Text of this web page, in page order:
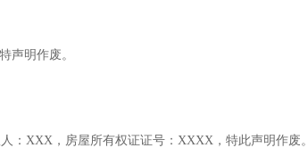
声明作废。
：XXX，房屋所有权证证号：XXXX，特此声明作废。